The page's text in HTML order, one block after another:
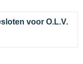
voor O.L.V.